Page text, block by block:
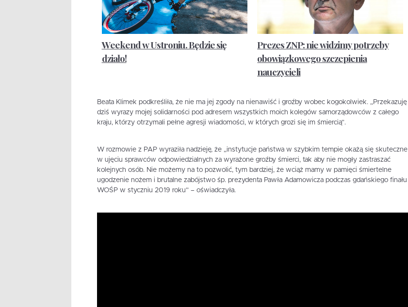
Weekend w Ustroniu. Będzie się
działo!
Prezes ZNP: nie widzimy potrzeby
obowiązkowego szczepienia
nauczycieli
Beata Klimek podkreśliła, że nie ma jej zgody na nienawiść i groźby wobec kogokolwiek. „Przekazuję
dziś wyrazy mojej solidarności pod adresem wszystkich moich kolegów samorządowców z całego
kraju, którzy otrzymali pełne agresji wiadomości, w których grozi się im śmiercią”.
W rozmowie z PAP wyraziła nadzieję, że „instytucje państwa w szybkim tempie okażą się skuteczne
w ujęciu sprawców odpowiedzialnych za wyrażone groźby śmierci, tak aby nie mogły zastraszać
kolejnych osób. Nie możemy na to pozwolić, tym bardziej, że wciąż mamy w pamięci śmiertelne
ugodzenie nożem i brutalne zabójstwo śp. prezydenta Pawła Adamowicza podczas gdańskiego finału
WOŚP w styczniu 2019 roku” – oświadczyła.